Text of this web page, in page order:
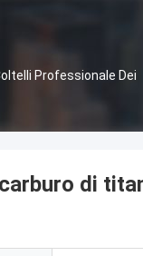
Professionale Dei
di